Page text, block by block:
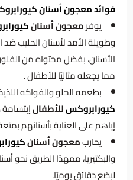
فوائد معجون أسنان
يوفرمعجون أسنان
وطويلة الأمد لأسنان الحليب
مما يجعله مثاليًا للأطفال .
بطعمه الحلو والفواكه
كيورابروكسللأطفال
إياهم على العناية بأسنانهم
يحاربمعجون أسنان
والبكتيريا، ممهدًا الطريق نحو
لبضع دقائق يوميًا.